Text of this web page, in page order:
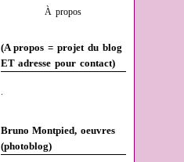
À propos
(A propos = projet du blog
ET adresse pour contact)
.
Bruno Montpied, oeuvres
(photoblog)